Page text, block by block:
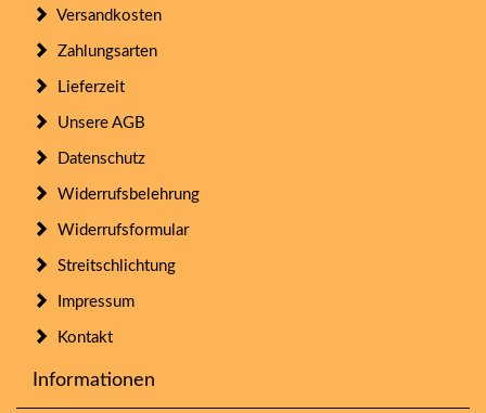
Versandkosten
Zahlungsarten
Lieferzeit
Unsere AGB
Datenschutz
Widerrufsbelehrung
Widerrufsformular
Streitschlichtung
Impressum
Kontakt
Informationen